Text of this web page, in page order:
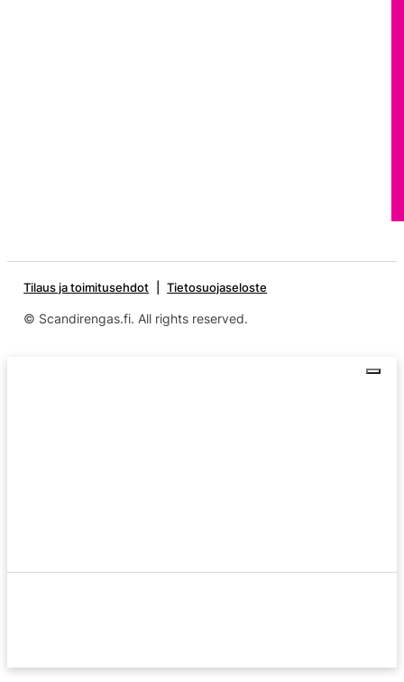
Tilaus ja toimitusehdot Tietosuojaseloste
© Scandirengas.fi. All rights reserved.